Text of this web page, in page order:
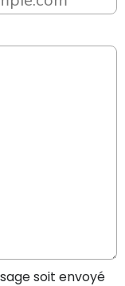
soit envoyé